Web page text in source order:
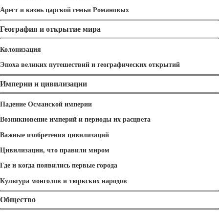
Арест и казнь царской семьи Романовых
География и открытие мира
Колонизация
Эпоха великих путешествий и географических открытий
Империи и цивилизации
Падение Османской империи
Возникновение империй и периоды их расцвета
Важные изобретения цивилизаций
Цивилизации, что правили миром
Где и когда появились первые города
Культура монголов и тюркских народов
Общество